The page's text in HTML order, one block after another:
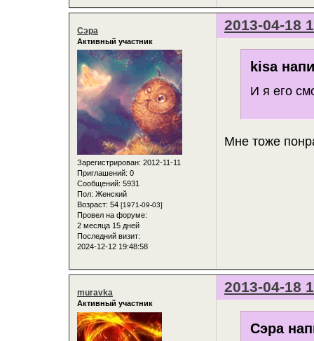
2013-04-18
Сэра
Активный участник
Зарегистрирован: 2012-11-11
Приглашений: 0
Сообщений: 5931
Пол: Женский
Возраст: 54 [1971-09-03]
Провел на форуме:
2 месяца 15 дней
Последний визит:
2024-12-12 19:48:58
kisa
И я его
Мне тоже
2013-04-18
muravka
Активный участник
Сэра